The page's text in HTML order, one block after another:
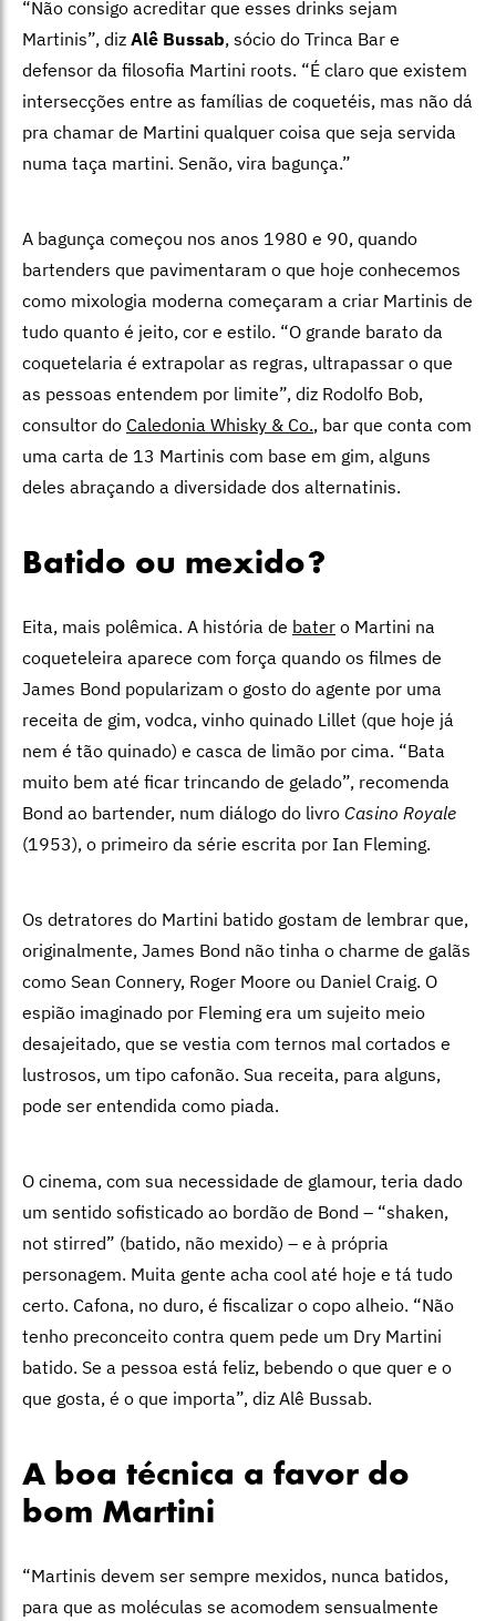
“Não consigo acreditar que esses drinks sejam
Martinis”, diz Alê Bussab, sócio do Trinca Bar e
defensor da filosofia Martini roots. “É claro que existem
intersecções entre as famílias de coquetéis, mas não dá
pra chamar de Martini qualquer coisa que seja servida
numa taça martini. Senão, vira bagunça.”
A bagunça começou nos anos 1980 e 90, quando
bartenders que pavimentaram o que hoje conhecemos
como mixologia moderna começaram a criar Martinis de
tudo quanto é jeito, cor e estilo. “O grande barato da
coquetelaria é extrapolar as regras, ultrapassar o que
as pessoas entendem por limite”, diz Rodolfo Bob,
consultor do Caledonia Whisky & Co., bar que conta com
uma carta de 13 Martinis com base em gim, alguns
deles abraçando a diversidade dos alternatinis.
Batido ou mexido?
Eita, mais polêmica. A história de bater o Martini na
coqueteleira aparece com força quando os filmes de
James Bond popularizam o gosto do agente por uma
receita de gim, vodca, vinho quinado Lillet (que hoje já
nem é tão quinado) e casca de limão por cima. “Bata
muito bem até ficar trincando de gelado”, recomenda
Bond ao bartender, num diálogo do livro Casino Royale
(1953), o primeiro da série escrita por Ian Fleming.
Os detratores do Martini batido gostam de lembrar que,
originalmente, James Bond não tinha o charme de galãs
como Sean Connery, Roger Moore ou Daniel Craig. O
espião imaginado por Fleming era um sujeito meio
desajeitado, que se vestia com ternos mal cortados e
lustrosos, um tipo cafonão. Sua receita, para alguns,
pode ser entendida como piada.
O cinema, com sua necessidade de glamour, teria dado
um sentido sofisticado ao bordão de Bond – “shaken,
not stirred” (batido, não mexido) – e à própria
personagem. Muita gente acha cool até hoje e tá tudo
certo. Cafona, no duro, é fiscalizar o copo alheio. “Não
tenho preconceito contra quem pede um Dry Martini
batido. Se a pessoa está feliz, bebendo o que quer e o
que gosta, é o que importa”, diz Alê Bussab.
A boa técnica a favor do
bom Martini
“Martinis devem ser sempre mexidos, nunca batidos,
para que as moléculas se acomodem sensualmente